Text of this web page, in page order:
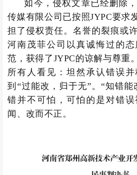
如今，侵权文章已经删除
传媒有限公司已按照JYPC要求
担了侵权责任。名誉的裂痕或
河南茂菲公司以真诚悔过的
范，获得了JYPC的谅解与尊重
所有人看见：坦然承认错误
到“过能改，归于无”。“知错
错并不可怕，可怕的是对错
闻、改而不正。